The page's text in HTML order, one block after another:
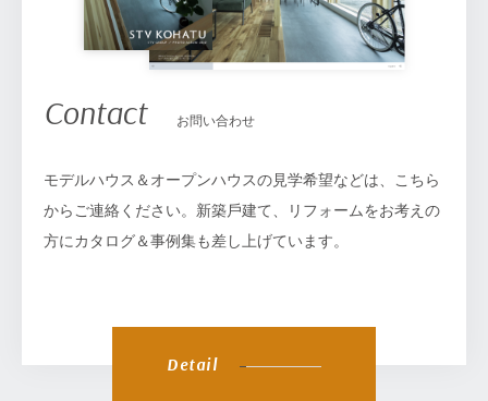
Contact お問い合わせ
モデルハウス＆オープンハウスの見学希望などは、こちら
からご連絡ください。新築⼾建て、リフォームをお考えの
⽅にカタログ＆事例集も差し上げています。
Detail